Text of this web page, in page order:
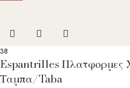
38
Espantrilles Πλατφορμες
Ταμπα/Taba